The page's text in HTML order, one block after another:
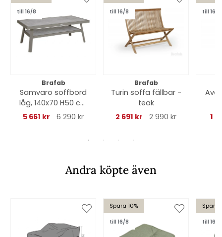
till 16/8
Brafab
Samvaro soffbord
låg, 140x70 H50 cm
- khaki/glas
5 661 kr 6 290 kr
till 16/8
Brafab
Turin soffa fällbar -
teak
2 691 kr
2 990 kr
till 16/8
1
Andra köpte även
Spara 10%
till 16/8
Spara
till 16/8